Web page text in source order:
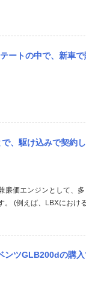
た、その車種の中でどのグレードですか
でしょうか？車に詳しい方、ご意見をお願
廉価エンジンとして、
。 (例えば、LBXにおけ
イナーチェンジで、ス
での購入の予定です。）ベンツと比べ